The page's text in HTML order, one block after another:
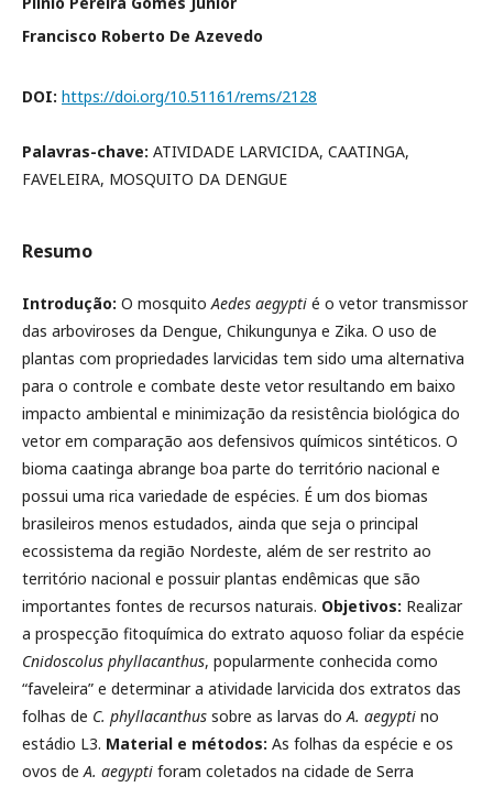
Francisco Roberto De Azevedo
DOI: https://doi.org/10.51161/rems/2128
Palavras-chave: ATIVIDADE LARVICIDA, CAATINGA,
FAVELEIRA, MOSQUITO DA DENGUE
Resumo
Introdução: O mosquitoAedes aegypti é o vetor transmissor
das arboviroses da Dengue, Chikungunya e Zika. O uso de
plantas com propriedades larvicidas tem sido uma alternativa
para o controle e combate deste vetor resultando em baixo
impacto ambiental e minimização da resistência biológica do
vetor em comparação aos defensivos químicos sintéticos. O
bioma caatinga abrange boa parte do território nacional e
possui uma rica variedade de espécies. É um dos biomas
brasileiros menos estudados, ainda que seja o principal
ecossistema da região Nordeste, além de ser restrito ao
território nacional e possuir plantas endêmicas que são
importantes fontes de recursos naturais. Objetivos: Realizar
a prospecção fitoquímica do extrato aquoso foliar da espécie
Cnidoscolus phyllacanthus, popularmente conhecida como
“faveleira” e determinar a atividade larvicida dos extratos das
folhas de C. phyllacanthus sobre as larvas doA. aegypti no
estádio L3. Material e métodos: As folhas da espécie e os
ovos deA. aegypti foram coletados na cidade de Serra